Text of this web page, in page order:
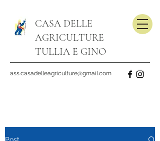
CASA DELLE
AGRICULTURE
TULLIA E GINO
ass.casadelleagriculture@gmail.com